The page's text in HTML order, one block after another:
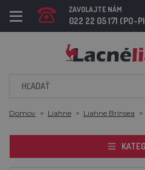
ZAVOLAJTE NÁM
022 22 05 171 (PO-
Domov Liahne Liahne Brinsea